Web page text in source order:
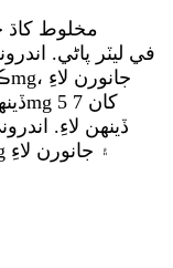
ڏينهن لاءِ.